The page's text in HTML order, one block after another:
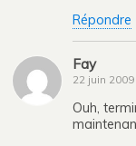
Répondre
Fay
22 juin 2009
Ouh,